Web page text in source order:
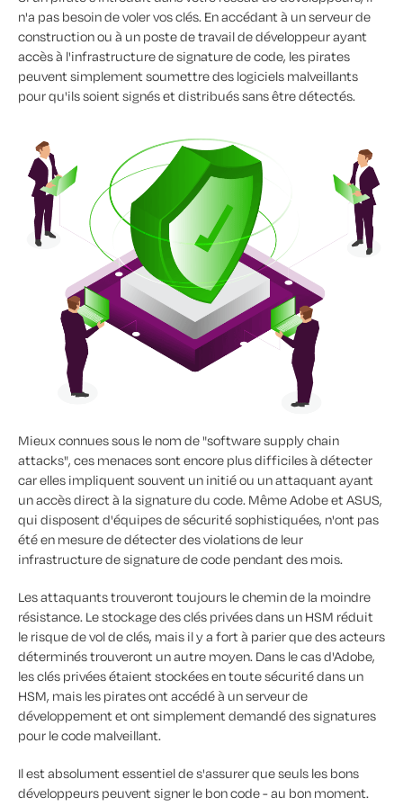
n'a pas besoin de voler vos clés. En accédant à un serveur de
construction ou à un poste de travail de développeur ayant
accès à l'infrastructure de signature de code, les pirates
peuvent simplement soumettre des logiciels malveillants
pour qu'ils soient signés et distribués sans être détectés.
Mieux connues sous le nom de "software supply chain
attacks", ces menaces sont encore plus difficiles à détecter
car elles impliquent souvent un initié ou un attaquant ayant
un accès direct à la signature du code. Même Adobe et ASUS,
qui disposent d'équipes de sécurité sophistiquées, n'ont pas
été en mesure de détecter des violations de leur
infrastructure de signature de code pendant des mois.
Les attaquants trouveront toujours le chemin de la moindre
résistance. Le stockage des clés privées dans un HSM réduit
le risque de vol de clés, mais il y a fort à parier que des acteurs
déterminés trouveront un autre moyen. Dans le cas d'Adobe,
les clés privées étaient stockées en toute sécurité dans un
HSM, mais les pirates ont accédé à un serveur de
développement et ont simplement demandé des signatures
pour le code malveillant.
Il est absolument essentiel de s'assurer que seuls les bons
développeurs peuvent signer le bon code - au bon moment.